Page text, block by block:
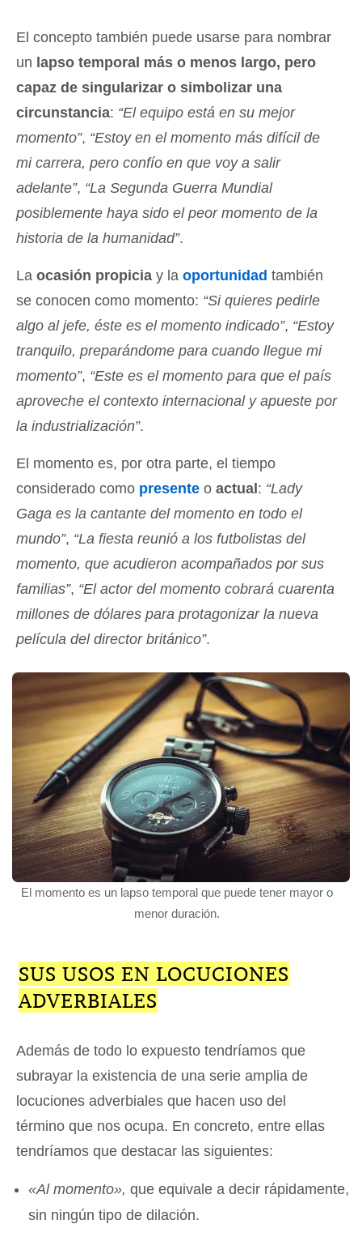
El concepto también puede usarse para nombrar
un lapso temporal más o menos largo, pero
capaz de singularizar o simbolizar una
circunstancia: “El equipo está en su mejor
momento”, “Estoy en el momento más difícil de
mi carrera, pero confío en que voy a salir
adelante”, “La Segunda Guerra Mundial
posiblemente haya sido el peor momento de la
historia de la humanidad”.
La ocasión propicia y la oportunidad también
se conocen como momento: “Si quieres pedirle
algo al jefe, éste es el momento indicado”, “Estoy
tranquilo, preparándome para cuando llegue mi
momento”, “Este es el momento para que el país
aproveche el contexto internacional y apueste por
la industrialización”.
El momento es, por otra parte, el tiempo
considerado como presente o actual: “Lady
Gaga es la cantante del momento en todo el
mundo”, “La fiesta reunió a los futbolistas del
momento, que acudieron acompañados por sus
familias”, “El actor del momento cobrará cuarenta
millones de dólares para protagonizar la nueva
película del director británico”.
El momento es un lapso temporal que puede tener mayor o
menor duración.
SUS USOS EN LOCUCIONES
ADVERBIALES
Además de todo lo expuesto tendríamos que
subrayar la existencia de una serie amplia de
locuciones adverbiales que hacen uso del
término que nos ocupa. En concreto, entre ellas
tendríamos que destacar las siguientes:
«Al momento», que equivale a decir rápidamente,
sin ningún tipo de dilación.